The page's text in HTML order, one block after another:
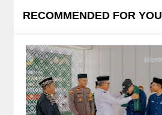
RECOMMENDED FOR YOU